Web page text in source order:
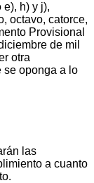
h) y j),
octavo, catorce,
Provisional
de mil
otra
se oponga a lo
las
a cuanto